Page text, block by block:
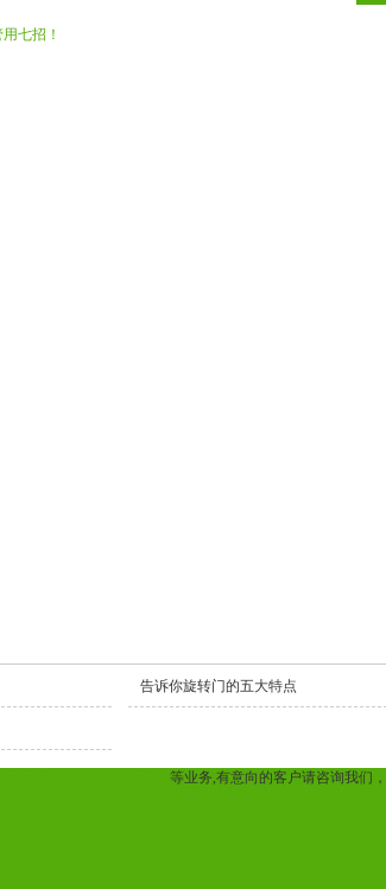
七招！
告诉你旋转门的五大特点
等业务,有意向的客户请咨询我们